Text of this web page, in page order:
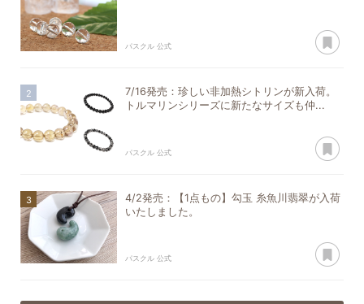
パスクル 公式
7/16発売：珍しい非加熱シトリンが新入荷。
トルマリンシリーズに新たなサイズも仲...
パスクル 公式
4/2発売：【1点もの】勾玉 糸魚川翡翠が入荷
いたしました。
パスクル 公式